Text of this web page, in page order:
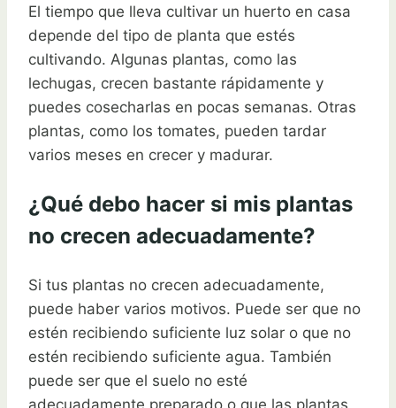
El tiempo que lleva cultivar un huerto en casa
depende del tipo de planta que estés
cultivando. Algunas plantas, como las
lechugas, crecen bastante rápidamente y
puedes cosecharlas en pocas semanas. Otras
plantas, como los tomates, pueden tardar
varios meses en crecer y madurar.
¿Qué debo hacer si mis plantas
no crecen adecuadamente?
Si tus plantas no crecen adecuadamente,
puede haber varios motivos. Puede ser que no
estén recibiendo suficiente luz solar o que no
estén recibiendo suficiente agua. También
puede ser que el suelo no esté